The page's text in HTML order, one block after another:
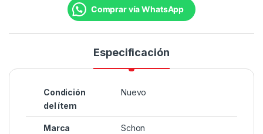
Comprar vía WhatsApp
Especificación
Condición
del ítem
Nuevo
Marca Schon